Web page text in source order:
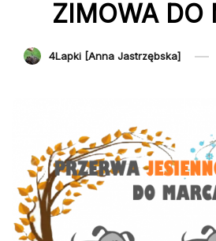
ZIMOWA DO
4Lapki [Anna Jastrzębska]